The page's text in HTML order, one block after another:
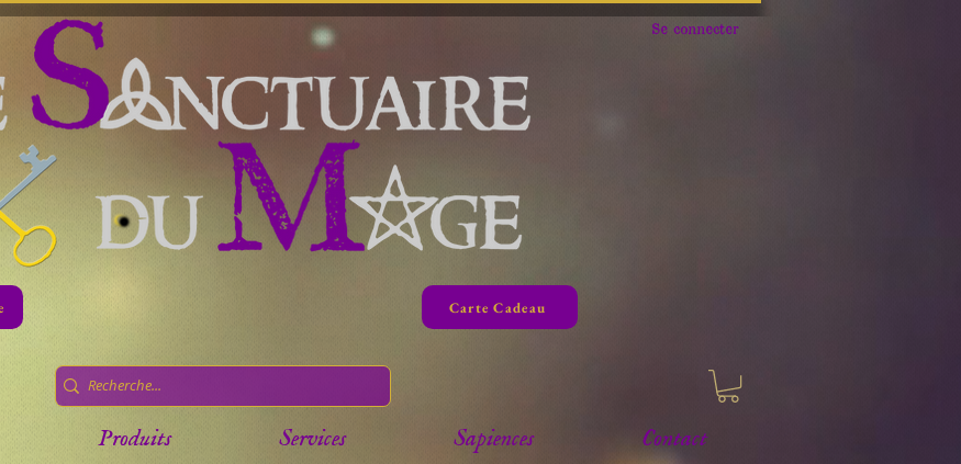
Se connecter
Carte Cadeau
Produits Services Sapiences Contact